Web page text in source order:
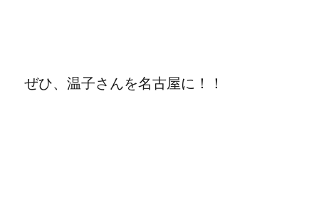
ぜひ、温子さんを名古屋に！！